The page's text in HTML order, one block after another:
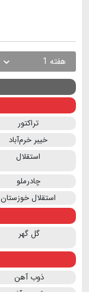
هفته 1
تراکتور
خیبر خرم‌آباد
استقلال
چادرملو
استقلال خوزستان
گل گهر
ذوب آهن